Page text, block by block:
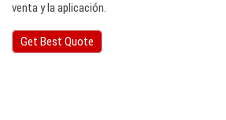
venta y la aplicación.
Get Best Quote